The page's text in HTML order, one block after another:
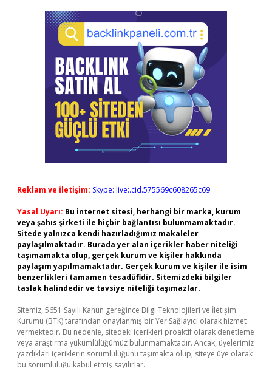
Reklam ve İletişim: Skype: live:.cid.575569c608265c69
Yasal Uyarı: Bu internet sitesi, herhangi bir marka, kurum
veya şahıs şirketi ile hiçbir bağlantısı bulunmamaktadır.
Sitede yalnızca kendi hazırladığımız makaleler
paylaşılmaktadır. Burada yer alan içerikler haber niteliği
taşımamakta olup, gerçek kurum ve kişiler hakkında
paylaşım yapılmamaktadır. Gerçek kurum ve kişiler ile isim
benzerlikleri tamamen tesadüfidir. Sitemizdeki bilgiler
taslak halindedir ve tavsiye niteliği taşımazlar.
Sitemiz, 5651 Sayılı Kanun gereğince Bilgi Teknolojileri ve İletişim
Kurumu (BTK) tarafından onaylanmış bir Yer Sağlayıcı olarak hizmet
vermektedir. Bu nedenle, sitedeki içerikleri proaktif olarak denetleme
veya araştırma yükümlülüğümüz bulunmamaktadır. Ancak, üyelerimiz
yazdıkları içeriklerin sorumluluğunu taşımakta olup, siteye üye olarak
bu sorumluluğu kabul etmiş sayılırlar.